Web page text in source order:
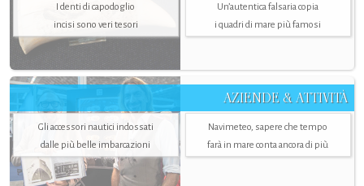
I denti di capodoglio
incisi sono veri tesori
Un’autentica falsaria copia
i quadri di mare più famosi
AZIENDE & ATTIVITÀ
Gli accessori nautici indossati
dalle più belle imbarcazioni
Navimeteo, sapere che tempo
farà in mare conta ancora di più